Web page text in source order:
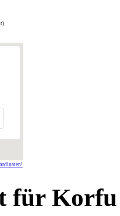
für Korfu